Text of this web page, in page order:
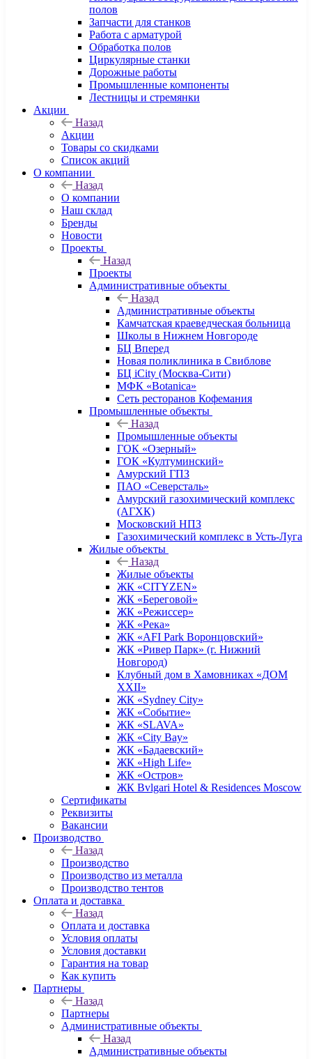
полов
Запчасти для станков
Работа с арматурой
Обработка полов
Циркулярные станки
Дорожные работы
Промышленные компоненты
Лестницы и стремянки
Акции
Назад
Акции
Товары со скидками
Список акций
О компании
Назад
О компании
Наш склад
Бренды
Новости
Проекты
Назад
Проекты
Административные объекты
Назад
Административные объекты
Камчатская краеведческая больница
Школы в Нижнем Новгороде
БЦ Вперед
Новая поликлиника в Свиблове
БЦ iCity (Москва-Сити)
МФК «Botanica»
Сеть ресторанов Кофемания
Промышленные объекты
Назад
Промышленные объекты
ГОК «Озерный»
ГОК «Култуминский»
Амурский ГПЗ
ПАО «Северсталь»
Амурский газохимический комплекс
(АГХК)
Московский НПЗ
Газохимический комплекс в Усть-Луга
Жилые объекты
Назад
Жилые объекты
ЖК «CITYZEN»
ЖК «Береговой»
ЖК «Режиссер»
ЖК «Река»
ЖК «AFI Park Воронцовский»
ЖК «Ривер Парк» (г. Нижний
Новгород)
Клубный дом в Хамовниках «ДОМ
XXII»
ЖК «Sydney City»
ЖК «Событие»
ЖК «SLAVA»
ЖК «City Bay»
ЖК «Бадаевский»
ЖК «High Life»
ЖК «Остров»
ЖК Bvlgari Hotel & Residences Moscow
Сертификаты
Реквизиты
Вакансии
Производство
Назад
Производство
Производство из металла
Производство тентов
Оплата и доставка
Назад
Оплата и доставка
Условия оплаты
Условия доставки
Гарантия на товар
Как купить
Партнеры
Назад
Партнеры
Административные объекты
Назад
Административные объекты